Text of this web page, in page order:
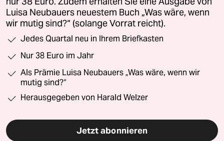
Luisa Neubauers neuestem Buch „Was wäre, wenn
wir mutig sind?“ (solange Vorrat reicht).
Jedes Quartal neu in Ihrem Briefkasten
Nur 38 Euro im Jahr
Als Prämie Luisa Neubauers „Was wäre, wenn wir
mutig sind?“
Herausgegeben von Harald Welzer
Jetzt abonnieren